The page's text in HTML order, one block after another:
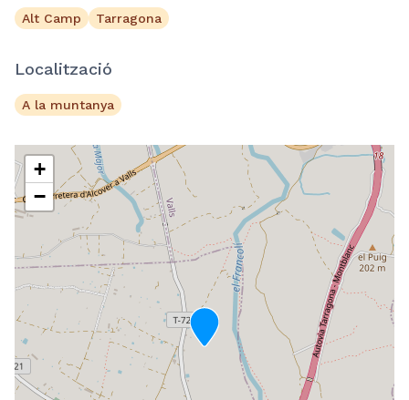
Alt Camp Tarragona
Localització
A la muntanya
+
−